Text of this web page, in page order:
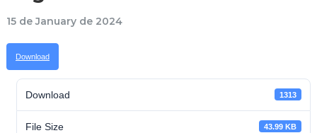
15 de January de 2024
Download
Download 1313
File Size 43.99 KB